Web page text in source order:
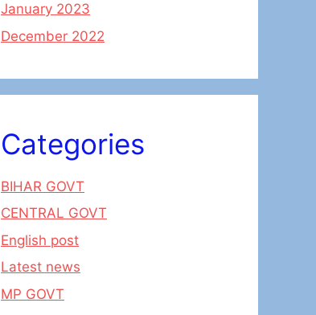
January 2023
December 2022
Categories
BIHAR GOVT
CENTRAL GOVT
English post
Latest news
MP GOVT